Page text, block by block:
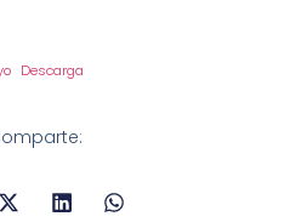
Descarga